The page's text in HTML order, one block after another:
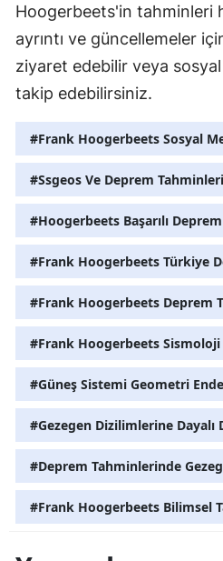
Hoogerbeets'in tahminleri
ayrıntı ve güncellemeler
ziyaret edebilir veya
takip edebilirsiniz.
#Frank Hoogerbeets Sosyal
#Ssgeos Ve Deprem Tahminleri
#Hoogerbeets Başarılı
#Frank Hoogerbeets Türkiye
#Frank Hoogerbeets Deprem
#Frank Hoogerbeets Sismoloji
#Güneş Sistemi Geometri
#Gezegen Dizilimlerine Dayalı
#Deprem Tahminlerinde
#Frank Hoogerbeets Bilimsel